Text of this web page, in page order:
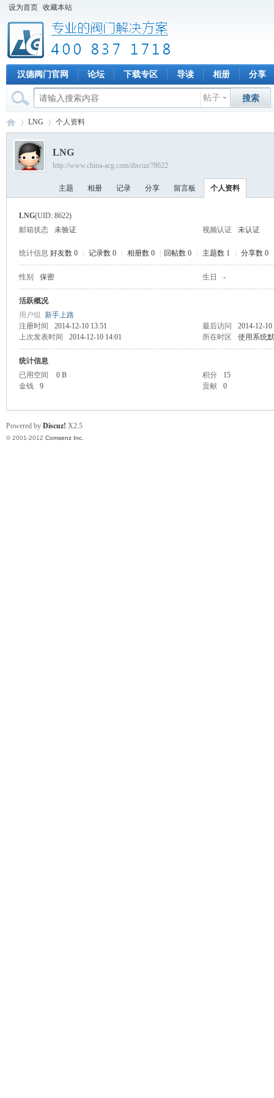
设为首页 收藏本站
汉德阀门官网 论坛 下载专区 导读 相册 分享
帖子 搜索
›
LNG 个人资料
LNG
http://www.china-acg.com/discuz/?8622
主题 相册 记录 分享 留言板 个人资料
LNG(UID: 8622)
邮箱状态
未验证 视频认证 未认证
统计信息 好友数 0 记录数 0 相册数 0 回帖数 0 主题数 1 分享数 0
性别 保密 生日 -
活跃概况
用户组 新手上路
注册时间
2014-12-10 13:51 最后访问
2014-12-10
上次发表时间
2014-12-10 14:01 所在时区 使用系统
统计信息
已用空间
0 B 积分
15
金钱
9 贡献 0
Powered by Discuz! X2.5
© 2001-2012 Comsenz Inc.